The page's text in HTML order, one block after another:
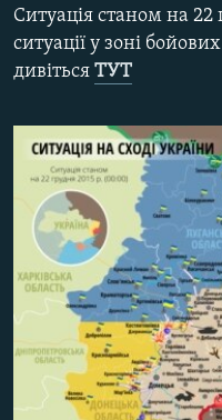
СПЕЦПРОЕКТИ
ДЕПОРТАЦІЯ
СВІДЧЕННЯ ОКУПАЦІЇ
УКРАЇНСЬКА ПРОБЛЕМА
ІНФОГРАФІКА
ЯК ОБІЙТИ
Русский
Qırımtatar
ДОЛУЧАЙСЯ!
Усі сайти RFE/RL
Ситуація станом на
ситуації у зоні
дивіться ТУТ